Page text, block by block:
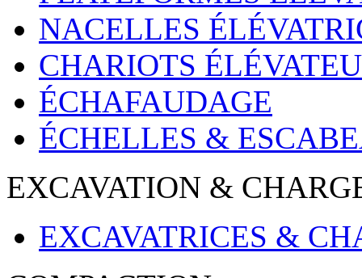
NACELLES
CHARIOTS
ÉCHAFAUDAGE
ÉCHELLES &
EXCAVATION &
EXCAVATRICES &